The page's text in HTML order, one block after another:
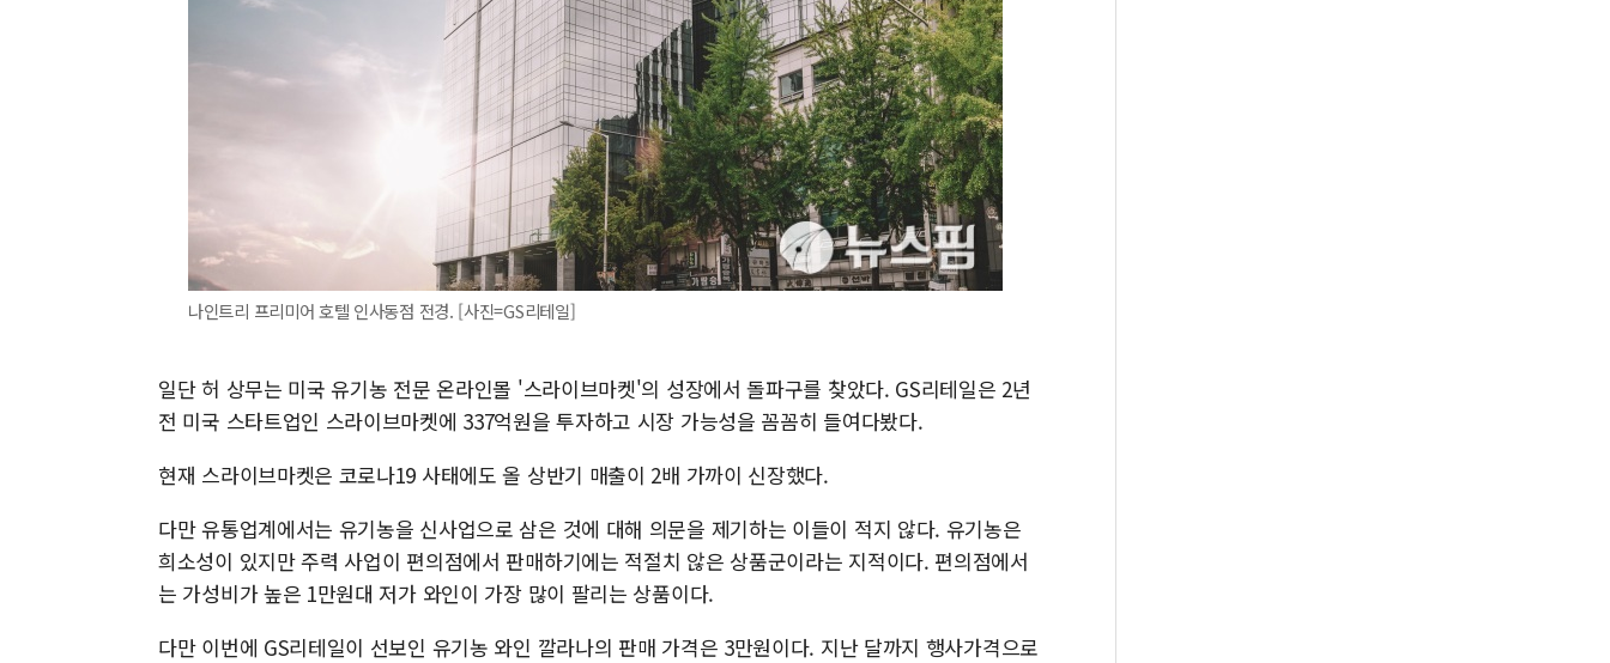
나인트리 프리미어 호텔 인사동점 전경. [사진=GS리테일]
일단 허 상무는 미국 유기농 전문 온라인몰 '스라이브마켓'의 성장에서 돌파구를 찾았다. GS리테일은 2년
전 미국 스타트업인 스라이브마켓에 337억원을 투자하고 시장 가능성을 꼼꼼히 들여다봤다.
현재 스라이브마켓은 코로나19 사태에도 올 상반기 매출이 2배 가까이 신장했다.
다만 유통업계에서는 유기농을 신사업으로 삼은 것에 대해 의문을 제기하는 이들이 적지 않다. 유기농은
희소성이 있지만 주력 사업이 편의점에서 판매하기에는 적절치 않은 상품군이라는 지적이다. 편의점에서
는 가성비가 높은 1만원대 저가 와인이 가장 많이 팔리는 상품이다.
다만 이번에 GS리테일이 선보인 유기농 와인 깔라나의 판매 가격은 3만원이다. 지난 달까지 행사가격으로